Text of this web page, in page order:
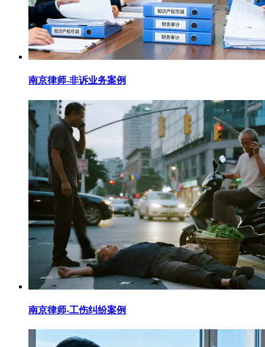
南京律师-非诉业务案例
南京律师-工伤纠纷案例